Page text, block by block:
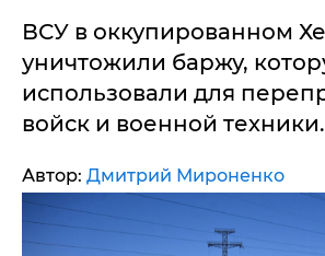
ВСУ в оккупированном
уничтожили баржу,
использовали для
войск и военной техники.
Автор: Дмитрий Мироненко